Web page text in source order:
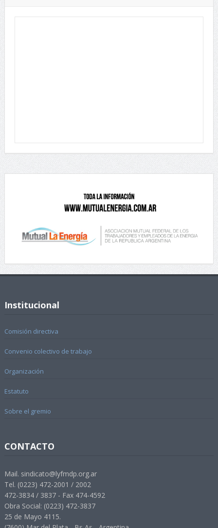
Institucional
Comisión directiva
Convenio colectivo de trabajo
Organización
Estatuto
Sobre el gremio
CONTACTO
Mail. sindicato@lyfmdp.org.ar
Tel. (0223) 472-2001 / 2002
472-3834 / 3837 - Fax 474-4592
Obra Social: (0223) 472-3837
25 de Mayo 4115.